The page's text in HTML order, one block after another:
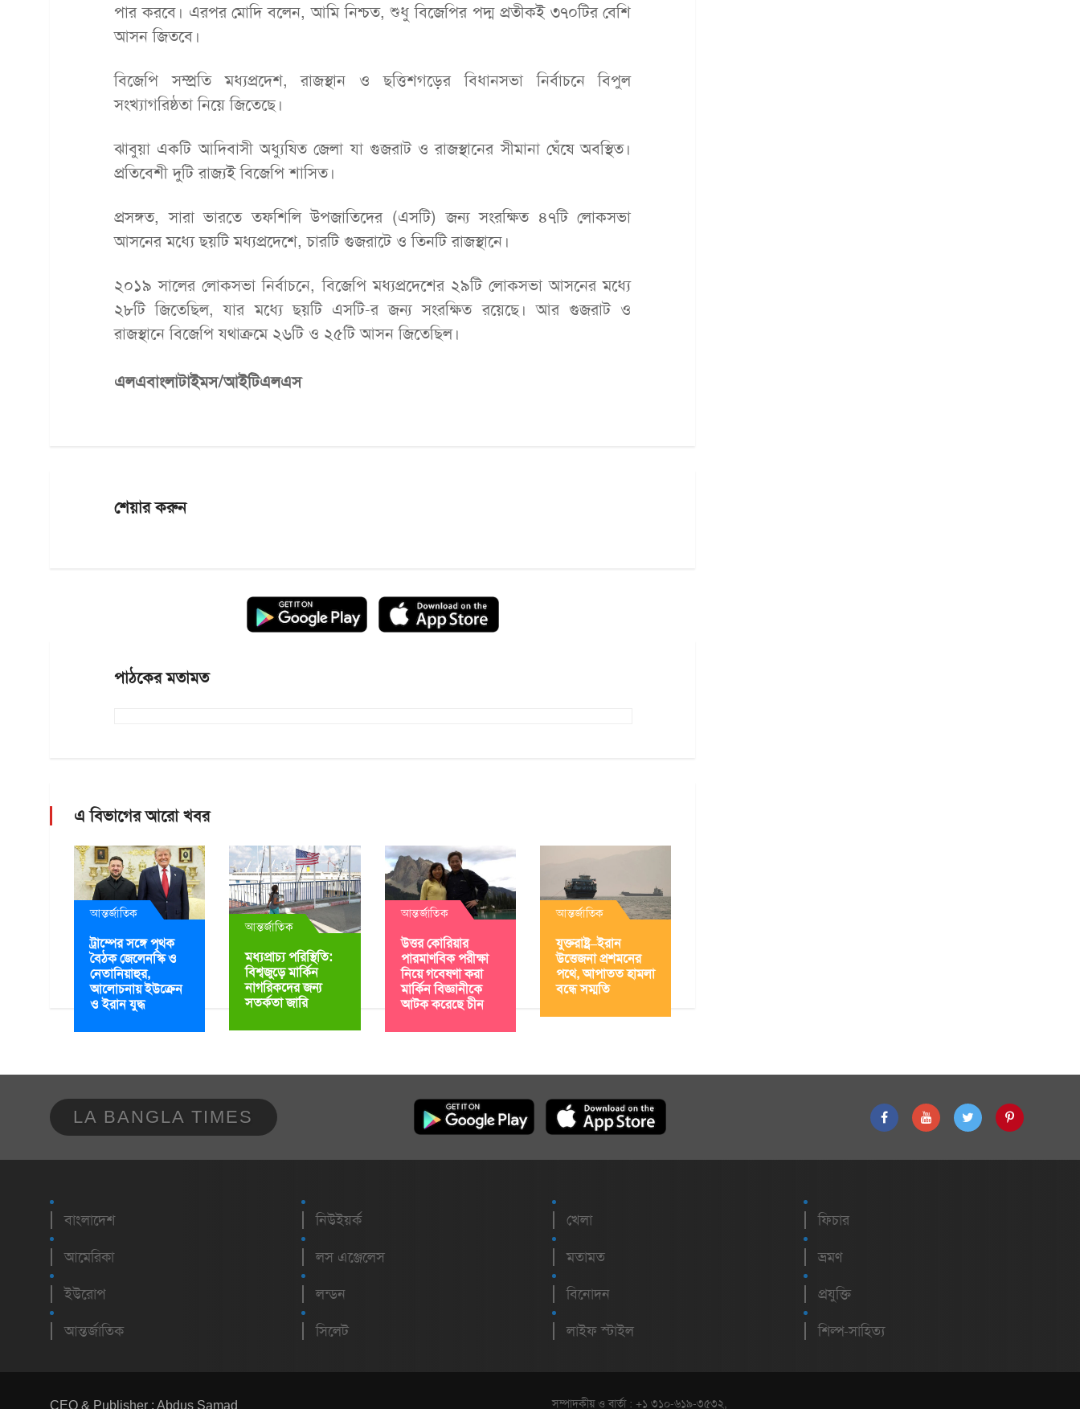
পার করবে। এরপর মোদি বলেন, আমি নিশ্চত, শুধু বিজেপির পদ্ম প্রতীকই ৩৭০টির বেশি
আসন জিতবে।
বিজেপি সম্প্রতি মধ্যপ্রদেশ, রাজস্থান ও ছত্তিশগড়ের বিধানসভা নির্বাচনে বিপুল
সংখ্যাগরিষ্ঠতা নিয়ে জিতেছে।
ঝাবুয়া একটি আদিবাসী অধ্যুষিত জেলা যা গুজরাট ও রাজস্থানের সীমানা ঘেঁষে অবস্থিত।
প্রতিবেশী দুটি রাজ্যই বিজেপি শাসিত।
প্রসঙ্গত, সারা ভারতে তফশিলি উপজাতিদের (এসটি) জন্য সংরক্ষিত ৪৭টি লোকসভা
আসনের মধ্যে ছয়টি মধ্যপ্রদেশে, চারটি গুজরাটে ও তিনটি রাজস্থানে।
২০১৯ সালের লোকসভা নির্বাচনে, বিজেপি মধ্যপ্রদেশের ২৯টি লোকসভা আসনের মধ্যে
২৮টি জিতেছিল, যার মধ্যে ছয়টি এসটি-র জন্য সংরক্ষিত রয়েছে। আর গুজরাট ও
রাজস্থানে বিজেপি যথাক্রমে ২৬টি ও ২৫টি আসন জিতেছিল।
এলএবাংলাটাইমস/আইটিএলএস
শেয়ার করুন
পাঠকের মতামত
এ বিভাগের আরো খবর
আন্তর্জাতিক
ট্রাম্পের সঙ্গে পৃথক
বৈঠক জেলেনস্কি ও
নেতানিয়াহুর,
আলোচনায় ইউক্রেন
ও ইরান যুদ্ধ
আন্তর্জাতিক
মধ্যপ্রাচ্য পরিস্থিতি:
বিশ্বজুড়ে মার্কিন
নাগরিকদের জন্য
সতর্কতা জারি
আন্তর্জাতিক
উত্তর কোরিয়ার
পারমাণবিক পরীক্ষা
নিয়ে গবেষণা করা
মার্কিন বিজ্ঞানীকে
আটক করেছে চীন
আন্তর্জাতিক
যুক্তরাষ্ট্র–ইরান
উত্তেজনা প্রশমনের
পথে, আপাতত হামলা
বন্ধে সম্মতি
LA BANGLA TIMES
বাংলাদেশ
আমেরিকা
ইউরোপ
আন্তর্জাতিক
নিউইয়র্ক
লস এঞ্জেলেস
লন্ডন
সিলেট
খেলা
মতামত
বিনোদন
লাইফ স্টাইল
ফিচার
ভ্রমণ
প্রযুক্তি
শিল্প-সাহিত্য
CEO & Publisher : Abdus Samad সম্পাদকীয় ও বার্তা : +১ ৩১০-৬১৯-৩৫৩২,